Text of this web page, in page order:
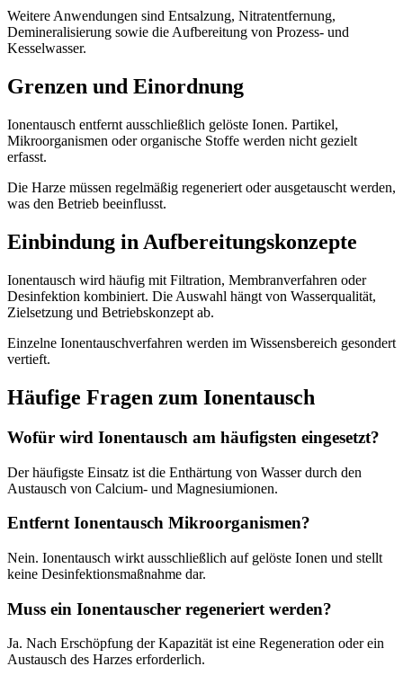
Weitere Anwendungen sind Entsalzung, Nitratentfernung,
Demineralisierung sowie die Aufbereitung von Prozess- und
Kesselwasser.
Grenzen und Einordnung
Ionentausch entfernt ausschließlich gelöste Ionen. Partikel,
Mikroorganismen oder organische Stoffe werden nicht gezielt
erfasst.
Die Harze müssen regelmäßig regeneriert oder ausgetauscht werden,
was den Betrieb beeinflusst.
Einbindung in Aufbereitungskonzepte
Ionentausch wird häufig mit Filtration, Membranverfahren oder
Desinfektion kombiniert. Die Auswahl hängt von Wasserqualität,
Zielsetzung und Betriebskonzept ab.
Einzelne Ionentauschverfahren werden im Wissensbereich gesondert
vertieft.
Häufige Fragen zum Ionentausch
Wofür wird Ionentausch am häufigsten eingesetzt?
Der häufigste Einsatz ist die Enthärtung von Wasser durch den
Austausch von Calcium- und Magnesiumionen.
Entfernt Ionentausch Mikroorganismen?
Nein. Ionentausch wirkt ausschließlich auf gelöste Ionen und stellt
keine Desinfektionsmaßnahme dar.
Muss ein Ionentauscher regeneriert werden?
Ja. Nach Erschöpfung der Kapazität ist eine Regeneration oder ein
Austausch des Harzes erforderlich.